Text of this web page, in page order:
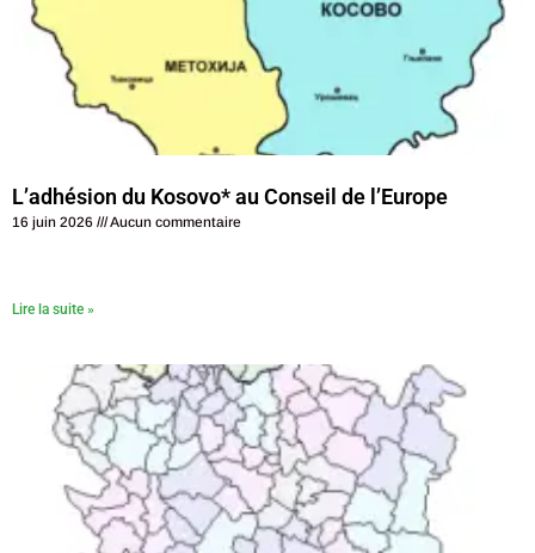
L’adhésion du Kosovo* au Conseil de l’Europe
16 juin 2026 Aucun commentaire
Lire la suite »